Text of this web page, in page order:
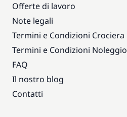
Offerte di lavoro
Note legali
Termini e Condizioni Crociera
Termini e Condizioni Noleggio
FAQ
Il nostro blog
Contatti